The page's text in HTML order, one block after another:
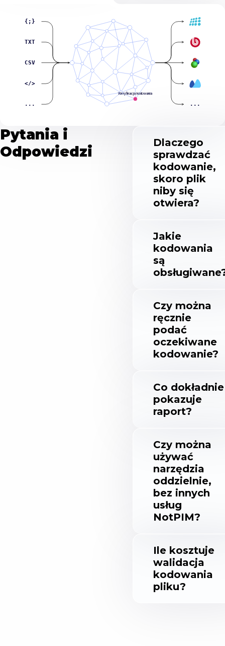
{;}
TXT
CSV
</>
...
Weryfikacja kodowania
...
Pytania i
Odpowiedzi
Dlaczego
sprawdzać
kodowanie,
skoro plik
niby się
otwiera?
Jakie
kodowania
są
Czy można
ręcznie
podać
oczekiwane
kodowanie?
Co dokładnie
pokazuje
raport?
Czy można
używać
narzędzia
oddzielnie,
bez innych
usług
NotPIM?
Ile kosztuje
walidacja
kodowania
pliku?